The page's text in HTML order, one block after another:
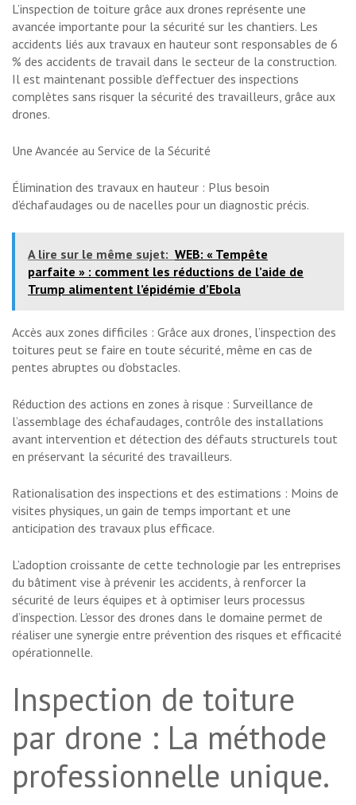
L’inspection de toiture grâce aux drones représente une
avancée importante pour la sécurité sur les chantiers. Les
accidents liés aux travaux en hauteur sont responsables de 6
% des accidents de travail dans le secteur de la construction.
Il est maintenant possible d’effectuer des inspections
complètes sans risquer la sécurité des travailleurs, grâce aux
drones.
Une Avancée au Service de la Sécurité
Élimination des travaux en hauteur : Plus besoin
d’échafaudages ou de nacelles pour un diagnostic précis.
A lire sur le même sujet: WEB: « Tempête
parfaite » : comment les réductions de l’aide de
Trump alimentent l’épidémie d’Ebola
Accès aux zones difficiles : Grâce aux drones, l’inspection des
toitures peut se faire en toute sécurité, même en cas de
pentes abruptes ou d’obstacles.
Réduction des actions en zones à risque : Surveillance de
l’assemblage des échafaudages, contrôle des installations
avant intervention et détection des défauts structurels tout
en préservant la sécurité des travailleurs.
Rationalisation des inspections et des estimations : Moins de
visites physiques, un gain de temps important et une
anticipation des travaux plus efficace.
L’adoption croissante de cette technologie par les entreprises
du bâtiment vise à prévenir les accidents, à renforcer la
sécurité de leurs équipes et à optimiser leurs processus
d’inspection. L’essor des drones dans le domaine permet de
réaliser une synergie entre prévention des risques et efficacité
opérationnelle.
Inspection de toiture
par drone : La méthode
professionnelle unique.